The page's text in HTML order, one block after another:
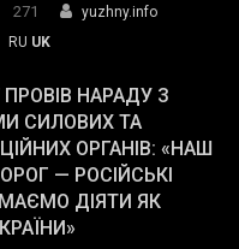
The
Street
Journal.
271
yuzhny.info
RU UK
НАРАДУ З
СИЛОВИХ ТА
ОРГАНІВ: «НАШ
— РОСІЙСЬКІ
ДІЯТИ ЯК